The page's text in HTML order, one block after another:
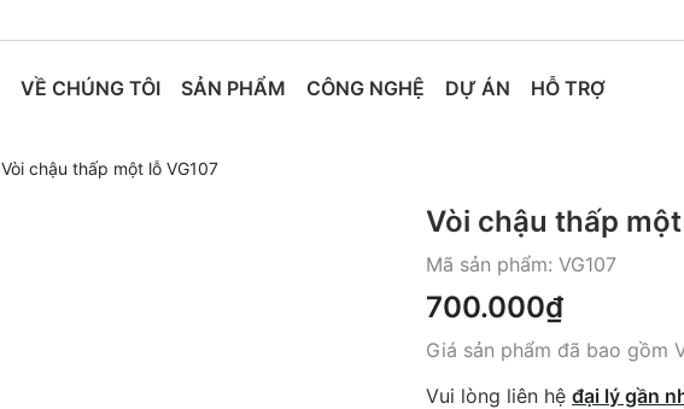
VỀ CHÚNG TÔI SẢN PHẨM CÔNG NGHỆ DỰ ÁN HỖ TRỢ
TIN TỨC
Vòi chậu thấp một lỗ VG107
Vòi chậu thấp
Mã sản phẩm: VG107
700.000₫
Giá sản phẩm đã bao gồm
Vui lòng liên hệ đại lý gần